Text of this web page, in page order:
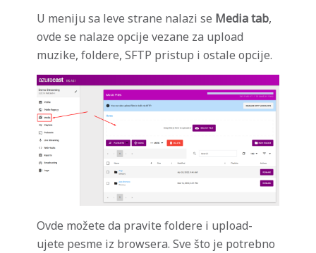
U meniju sa leve strane nalazi se Media tab,
ovde se nalaze opcije vezane za upload
muzike, foldere, SFTP pristup i ostale opcije.
Ovde možete da pravite foldere i upload-
ujete pesme iz browsera. Sve što je potrebno